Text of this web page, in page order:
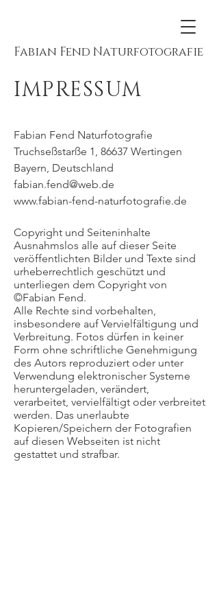
Fabian Fend Naturfotografie
IMPRESSUM
Fabian Fend Naturfotografie
Truchseßstarße 1, 86637 Wertingen
Bayern, Deutschland
fabian.fend@web.de
www.fabian-fend-naturfotografie.de
Copyright und Seiteninhalte
Ausnahmslos alle auf dieser Seite
veröffentlichten Bilder und Texte sind
urheberrechtlich geschützt und
unterliegen dem Copyright von
©Fabian Fend.
Alle Rechte sind vorbehalten,
insbesondere auf Vervielfältigung und
Verbreitung. Fotos dürfen in keiner
Form ohne schriftliche Genehmigung
des Autors reproduziert oder unter
Verwendung elektronischer Systeme
heruntergeladen, verändert,
verarbeitet, vervielfältigt oder verbreitet
werden. Das unerlaubte
Kopieren/Speichern der Fotografien
auf diesen Webseiten ist nicht
gestattet und strafbar.